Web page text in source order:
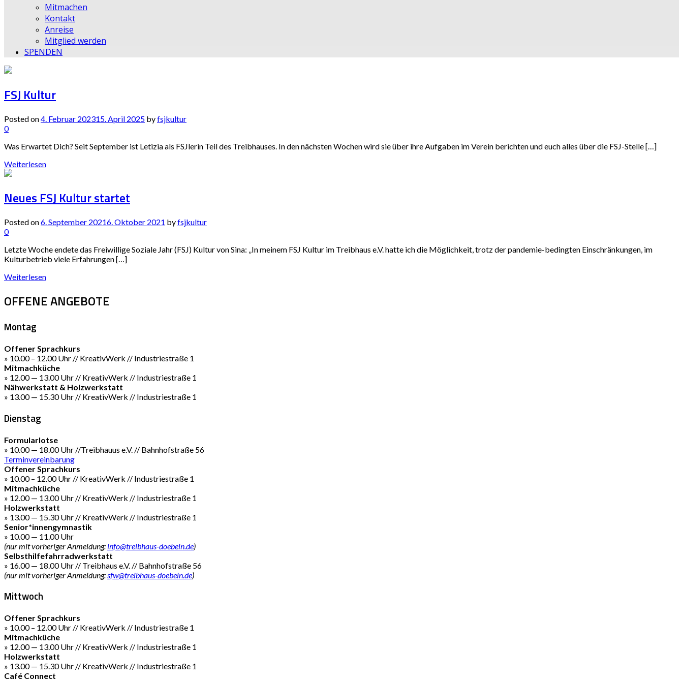
Mitmachen
Kontakt
Anreise
Mitglied werden
SPENDEN
FSJ Kultur
Posted on4. Februar 202315. April 2025 byfsjkultur
0
Was Erwartet Dich? Seit September ist Letizia als FSJlerin Teil des Treibhauses. In den nächsten Wochen wird sie über ihre Aufgaben im Verein berichten und euch alles über die FSJ-Stelle […]
Weiterlesen
Neues FSJ Kultur startet
Posted on6. September 20216. Oktober 2021 byfsjkultur
0
Letzte Woche endete das Freiwillige Soziale Jahr (FSJ) Kultur von Sina: „In meinem FSJ Kultur im Treibhaus e.V. hatte ich die Möglichkeit, trotz der pandemie-bedingten Einschränkungen, im
Kulturbetrieb viele Erfahrungen […]
Weiterlesen
OFFENE ANGEBOTE
Montag
Offener Sprachkurs
» 10.00 – 12.00 Uhr // KreativWerk // Industriestraße 1
Mitmachküche
» 12.00 — 13.00 Uhr // KreativWerk // Industriestraße 1
Nähwerkstatt & Holzwerkstatt
» 13.00 — 15.30 Uhr // KreativWerk // Industriestraße 1
Dienstag
Formularlotse
» 10.00 — 18.00 Uhr //Treibhauus e.V. // Bahnhofstraße 56
Terminvereinbarung
Offener Sprachkurs
» 10.00 – 12.00 Uhr // KreativWerk // Industriestraße 1
Mitmachküche
» 12.00 — 13.00 Uhr // KreativWerk // Industriestraße 1
Holzwerkstatt
» 13.00 — 15.30 Uhr // KreativWerk // Industriestraße 1
Senior*innengymnastik
» 10.00 — 11.00 Uhr
(nur mit vorheriger Anmeldung: info@treibhaus-doebeln.de)
Selbsthilfefahrradwerkstatt
» 16.00 — 18.00 Uhr // Treibhaus e.V. // Bahnhofstraße 56
(nur mit vorheriger Anmeldung: sfw@treibhaus-doebeln.de)
Mittwoch
Offener Sprachkurs
» 10.00 – 12.00 Uhr // KreativWerk // Industriestraße 1
Mitmachküche
» 12.00 — 13.00 Uhr // KreativWerk // Industriestraße 1
Holzwerkstatt
» 13.00 — 15.30 Uhr // KreativWerk // Industriestraße 1
Café Connect